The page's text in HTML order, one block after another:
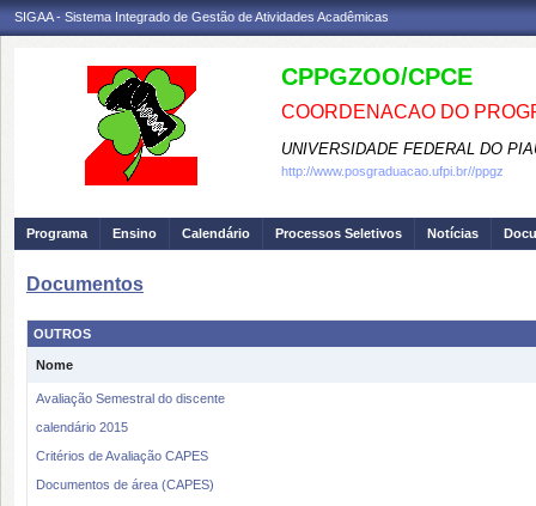
SIGAA - Sistema Integrado de Gestão de Atividades Acadêmicas
CPPGZOO/CPCE
COORDENACAO DO
UNIVERSIDADE FEDERAL DO
http://www.posgraduacao.ufpi.br//ppgz
Programa Ensino Calendário Processos Seletivos Notícias
Documentos
OUTROS
Nome
Avaliação Semestral do discente
calendário 2015
Critérios de Avaliação CAPES
Documentos de área (CAPES)